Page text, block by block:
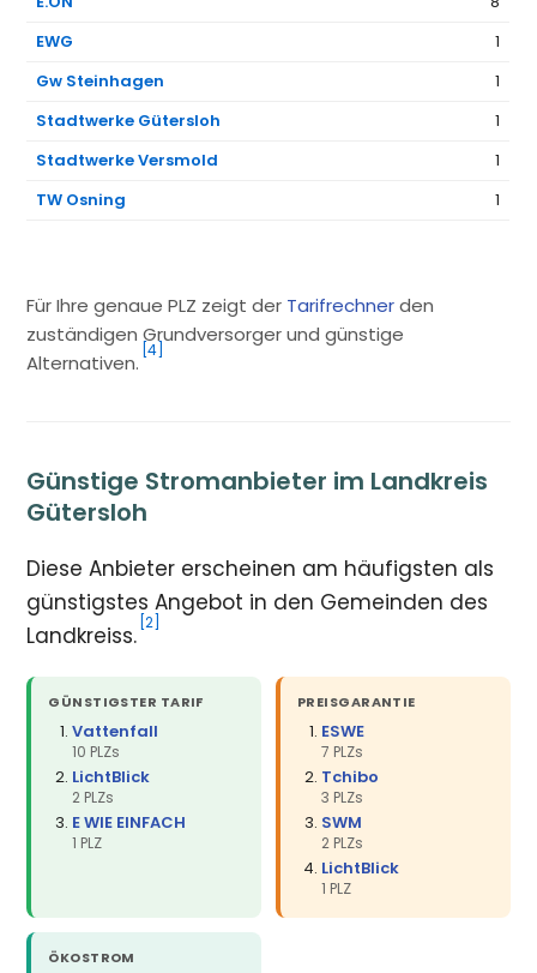
EWG
1
Gw Steinhagen
1
Stadtwerke Gütersloh
1
Stadtwerke Versmold
1
TW Osning
1
Für Ihre genaue PLZ zeigt der Tarifrechnerden
zuständigen Grundversorger und günstige
Alternativen.
[4]
Günstige Stromanbieter im Landkreis
Gütersloh
Diese Anbieter erscheinen am häufigsten als
günstigstes Angebot in den Gemeinden des
Landkreiss. [2]
GÜNSTIGSTER TARIF
Vattenfall
10 PLZs
LichtBlick
2 PLZs
E WIE EINFACH
1 PLZ
PREISGARANTIE
ESWE
7 PLZs
Tchibo
3 PLZs
SWM
2 PLZs
LichtBlick
1 PLZ
ÖKOSTROM